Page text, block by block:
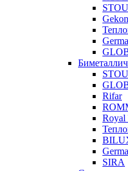
Gekon
Rifar
Royal
SIRA